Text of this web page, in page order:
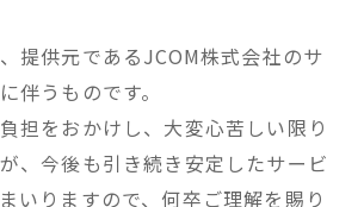
提供元であるJCOM株式会社のサ
伴うものです。
担をおかけし、大変心苦しい限り
、今後も引き続き安定したサービ
いりますので、何卒ご理解を賜り